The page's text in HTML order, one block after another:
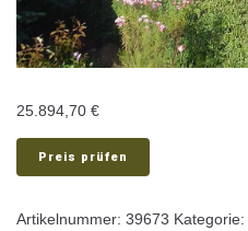
25.894,70 €
Preis prüfen
Artikelnummer: 39673 Kategorie: